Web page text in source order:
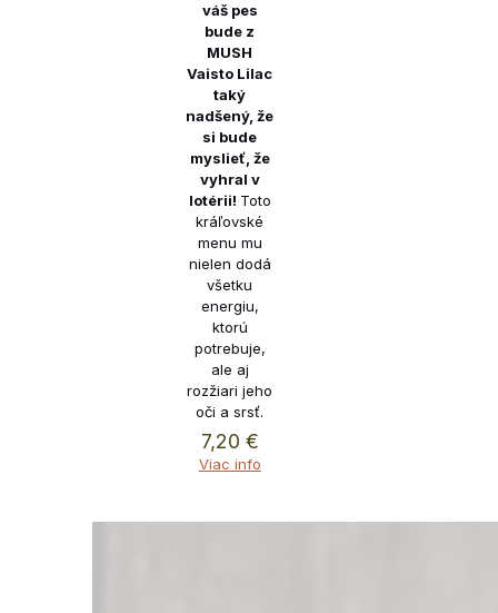
váš pes
bude z
MUSH
Vaisto Lilac
taký
nadšený, že
si bude
myslieť, že
vyhral v
lotérii! Toto
kráľovské
menu mu
nielen dodá
všetku
energiu,
ktorú
potrebuje,
ale aj
rozžiari jeho
oči a srsť.
7,20 €
Viac info